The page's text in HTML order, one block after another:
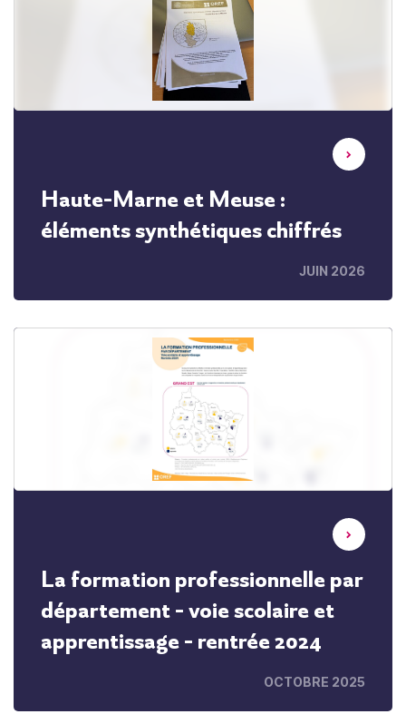
Haute-Marne et Meuse :
éléments synthétiques chiffrés
JUIN 2026
La formation professionnelle par
département - voie scolaire et
apprentissage - rentrée 2024
OCTOBRE 2025